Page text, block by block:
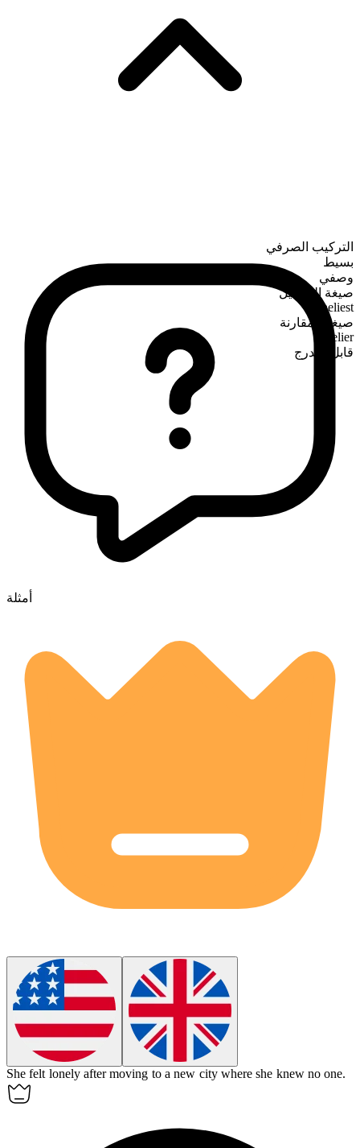
التركيب الصرفي
بسيط
وصفي
صيغة التفضيل
loneliest
صيغة المقارنة
lonelier
قابل للتدرج
أمثلة
She felt lonely after moving to a new city where she knew no one.